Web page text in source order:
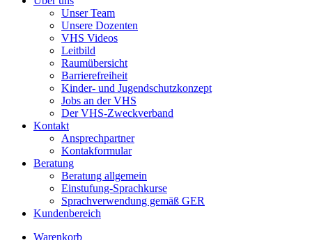
Unser Team
Unsere Dozenten
VHS Videos
Leitbild
Raumübersicht
Barrierefreiheit
Kinder- und Jugendschutzkonzept
Jobs an der VHS
Der VHS-Zweckverband
Kontakt
Ansprechpartner
Kontakformular
Beratung
Beratung allgemein
Einstufung-Sprachkurse
Sprachverwendung gemäß GER
Kundenbereich
Warenkorb